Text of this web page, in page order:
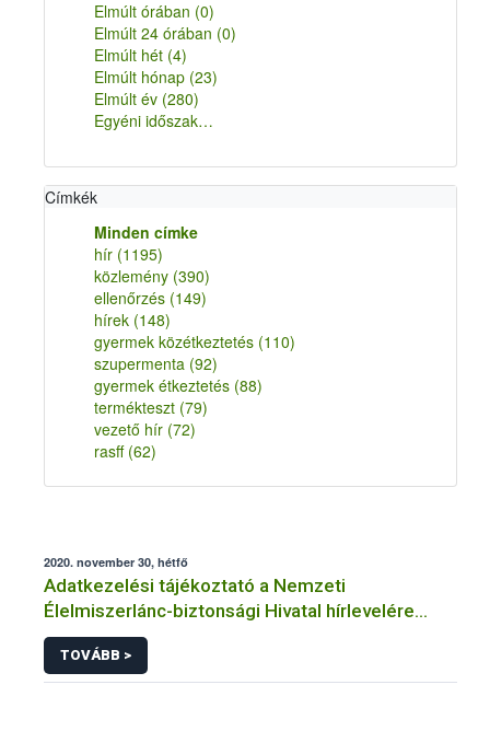
Elmúlt órában (0)
Elmúlt 24 órában (0)
Elmúlt hét (4)
Elmúlt hónap (23)
Elmúlt év (280)
Egyéni időszak…
Címkék
Minden címke
hír (1195)
közlemény (390)
ellenőrzés (149)
hírek (148)
gyermek közétkeztetés (110)
szupermenta (92)
gyermek étkeztetés (88)
termékteszt (79)
vezető hír (72)
rasff (62)
2020. november 30, hétfő
Adatkezelési tájékoztató a Nemzeti
Élelmiszerlánc-biztonsági Hivatal hírlevelére
történő regisztrációhoz kapcsolódó
adatkezelések vonatkozásában
TOVÁBB >